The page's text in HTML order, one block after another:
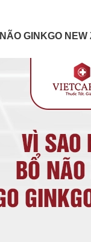
GINKGO